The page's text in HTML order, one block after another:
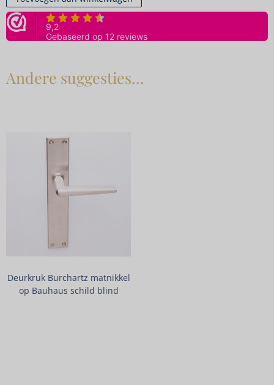
Andere suggesties…
Deurkruk Burchartz matnikkel
op Bauhaus schild blind